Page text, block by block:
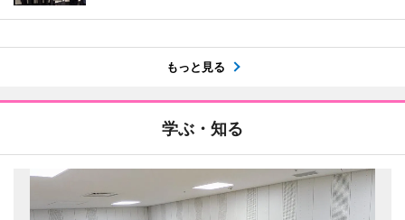
もっと見る
学ぶ・知る